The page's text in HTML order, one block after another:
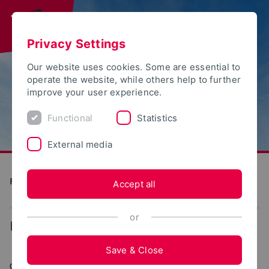
Future Food Factory OWL
07/21/2020
Privacy Settings
Our website uses cookies. Some are essential to
operate the website, while others help to further
improve your user experience.
Functional Statistics
External media
Accept all
or
Save & Close